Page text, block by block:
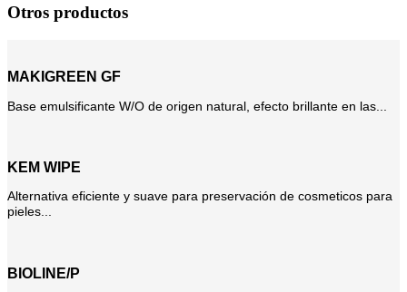
Otros productos
MAKIGREEN GF
Base emulsificante W/O de origen natural, efecto brillante en las...
KEM WIPE
Alternativa eficiente y suave para preservación de cosmeticos para
pieles...
BIOLINE/P